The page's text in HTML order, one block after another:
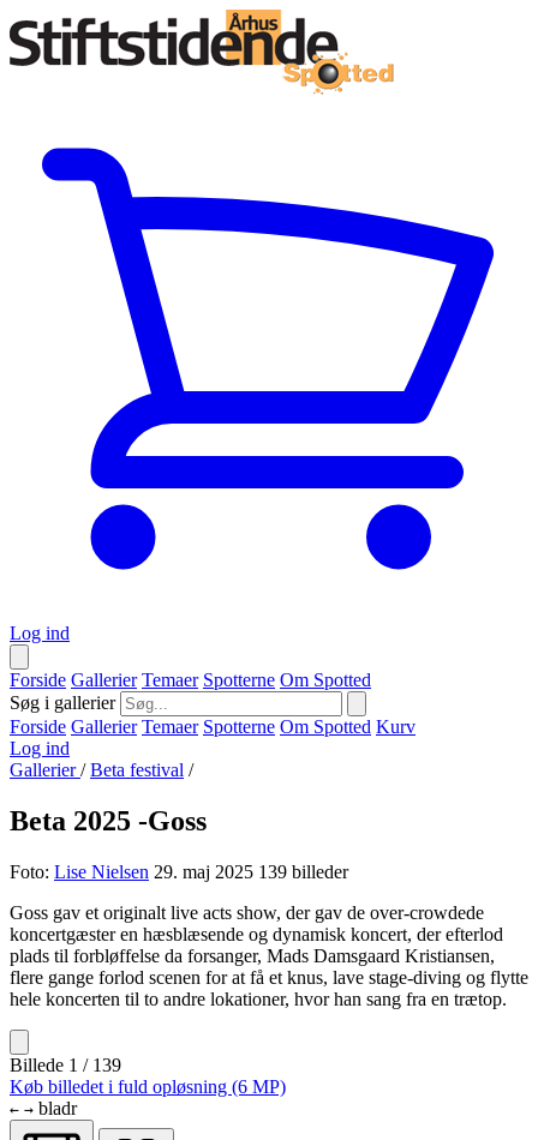
Log ind
Forside Gallerier Temaer Spotterne Om Spotted
Søg i gallerier
Forside Gallerier Temaer Spotterne Om Spotted Kurv
Log ind
Gallerier/ Beta festival /
Beta 2025 -Goss
Foto: Lise Nielsen 29. maj 2025 139 billeder
Goss gav et originalt live acts show, der gav de over-crowdede
koncertgæster en hæsblæsende og dynamisk koncert, der efterlod
plads til forbløffelse da forsanger, Mads Damsgaard Kristiansen,
flere gange forlod scenen for at få et knus, lave stage-diving og flytte
hele koncerten til to andre lokationer, hvor han sang fra en trætop.
Billede 1 / 139
Køb billedet i fuld opløsning (6 MP)
← → bladr